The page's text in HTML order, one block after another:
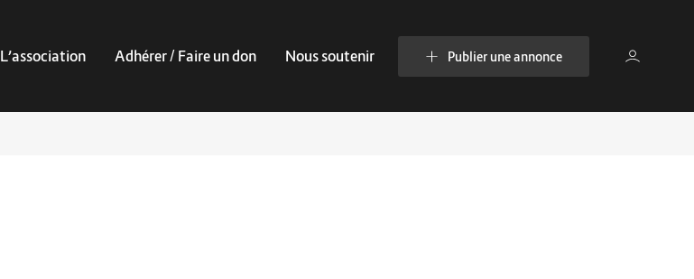
L’association Adhérer / Faire un don Nous soutenir Publier une annonce